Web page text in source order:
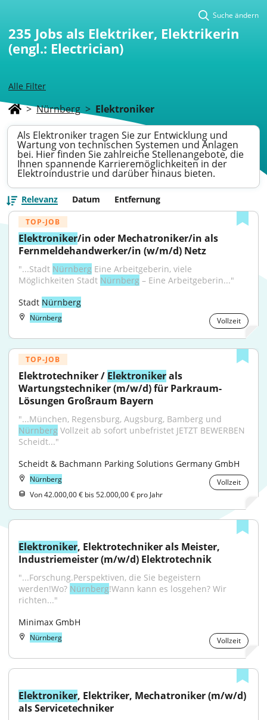
Alle Filter
Suche ändern
235 Jobs als Elektriker, Elektrikerin
(engl.: Electrician)
> Nürnberg > Elektroniker
Als Elektroniker tragen Sie zur Entwicklung und
Wartung von technischen Systemen und Anlagen
bei. Hier finden Sie zahlreiche Stellenangebote, die
Ihnen spannende Karrieremöglichkeiten in der
Elektroindustrie und darüber hinaus bieten.
Relevanz Datum Entfernung
TOP-JOB
Elektroniker/in oder Mechatroniker/in als
Fernmeldehandwerker/in (w/m/d) Netz
"...Stadt Nürnberg Eine Arbeitgeberin, viele
Möglichkeiten Stadt Nürnberg – Eine Arbeitgeberin..."
Stadt Nürnberg
Nürnberg Vollzeit
TOP-JOB
Elektrotechniker / Elektroniker als
Wartungstechniker (m/w/d) für Parkraum-
Lösungen Großraum Bayern
Nürnberg Vollzeit ab sofort unbefristet JETZT BEWERBEN
Scheidt..."
Scheidt & Bachmann Parking Solutions Germany GmbH
Nürnberg
Vollzeit
Von 42.000,00 € bis 52.000,00 € pro Jahr
Elektroniker, Elektrotechniker als Meister,
Industriemeister (m/w/d) Elektrotechnik
"...Forschung.Perspektiven, die Sie begeistern
werden!Wo? Nürnberg!Wann kann es losgehen? Wir
richten..."
Minimax GmbH
Nürnberg Vollzeit
Elektroniker, Elektriker, Mechatroniker (m/w/d)
als Servicetechniker